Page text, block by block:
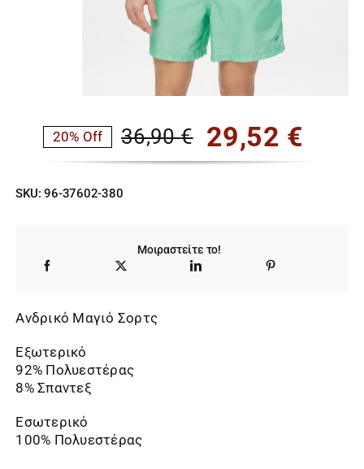
English
36,90€
Original
price
36,90 €.
29,52 €
Η
τρέχουσα
είναι:
29,52 €.
20% Off
SKU:96-37602-380
Μοιραστείτε το!
Ανδρικό Μαγιό Σορτς
Εξωτερικό
92% Πολυεστέρας
8% Σπαντεξ
Εσωτερικό
100% Πολυεστέρας